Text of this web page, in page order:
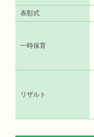
表彰式
一時保育
リザルト